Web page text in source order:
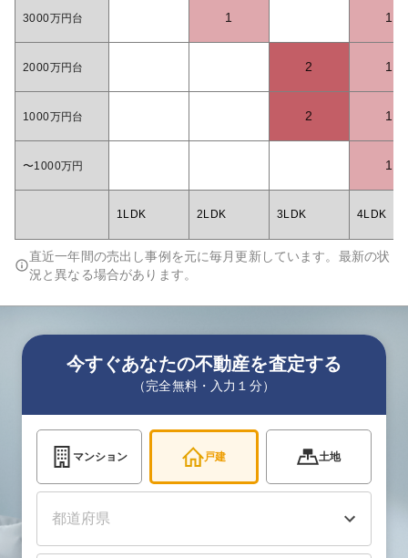
3000万円台 1 1
2000万円台 2 1
1000万円台 2 1
〜1000万円 1
1LDK 2LDK 3LDK 4LDK
直近一年間の売出し事例を元に毎月更新しています。最新の状
況と異なる場合があります。
今すぐあなたの不動産を査定する
（完全無料・入力１分）
マンション 戸建 土地